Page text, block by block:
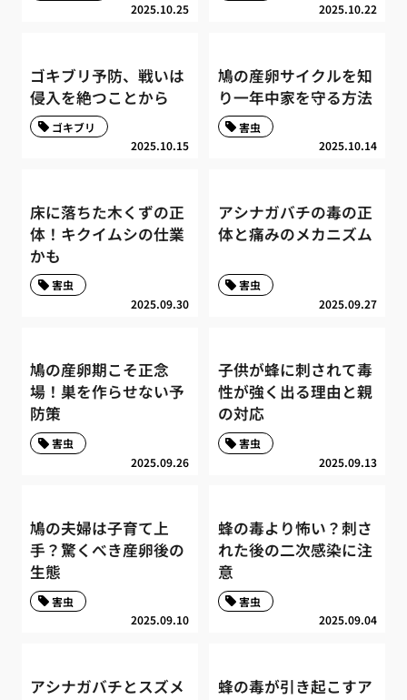
2025.10.25 2025.10.22
ゴキブリ予防、戦いは
侵入を絶つことから
2025.10.15
ゴキブリ
鳩の産卵サイクルを知
り一年中家を守る方法
2025.10.14
害虫
床に落ちた木くずの正
体！キクイムシの仕業
かも
2025.09.30
害虫
アシナガバチの毒の正
体と痛みのメカニズム
2025.09.27
害虫
鳩の産卵期こそ正念
場！巣を作らせない予
防策
2025.09.26
害虫
子供が蜂に刺されて毒
性が強く出る理由と親
の対応
2025.09.13
害虫
鳩の夫婦は子育て上
手？驚くべき産卵後の
生態
2025.09.10
害虫
蜂の毒より怖い？刺さ
れた後の二次感染に注
意
2025.09.04
害虫
アシナガバチとスズメ
蜂の毒が引き起こすア